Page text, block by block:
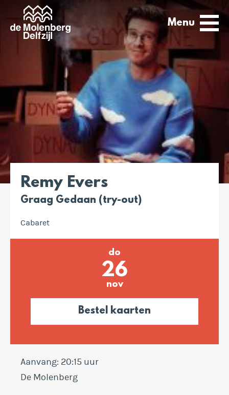
Menu
Remy Evers
Graag Gedaan (try-out)
Cabaret
do
26
nov
Bestel kaarten
Aanvang: 20:15 uur
De Molenberg